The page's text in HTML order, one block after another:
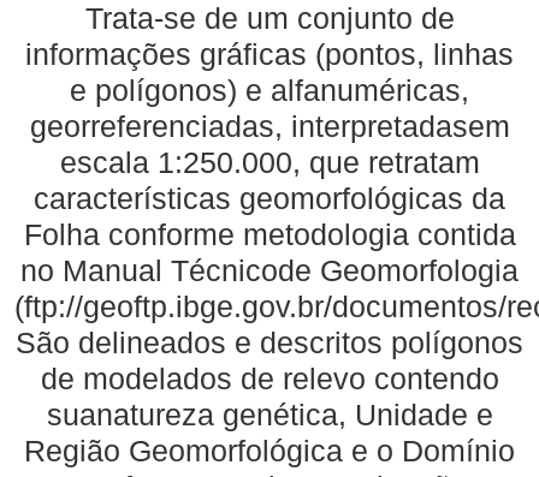
Trata-se de um conjunto de
informações gráficas (pontos, linhas
e polígonos) e alfanuméricas,
georreferenciadas, interpretadasem
escala 1:250.000, que retratam
características geomorfológicas da
Folha conforme metodologia contida
no Manual Técnicode Geomorfologia
(ftp://geoftp.ibge.gov.br/documentos/
São delineados e descritos polígonos
de modelados de relevo contendo
suanatureza genética, Unidade e
Região Geomorfológica e o Domínio